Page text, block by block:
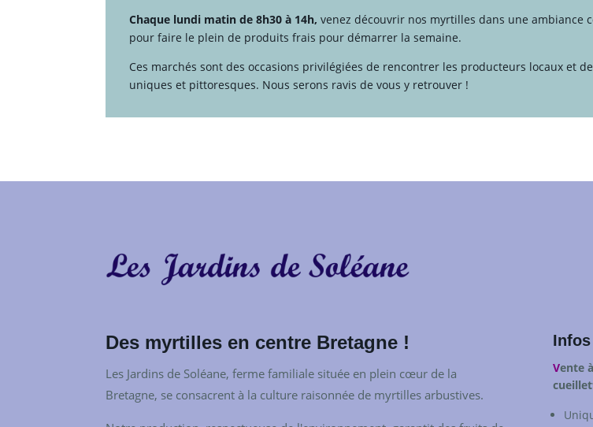
Chaque lundi matin de 8h30 à 14h, venez découvrir nos myrtilles dans une ambiance
pour faire le plein de produits frais pour démarrer la semaine.
Ces marchés sont des occasions privilégiées de rencontrer les producteurs locaux et
uniques et pittoresques. Nous serons ravis de vous y retrouver !
Des myrtilles en centre Bretagne !
Les Jardins de Soléane, ferme familiale située en plein cœur de la
Bretagne, se consacrent à la culture raisonnée de myrtilles arbustives.
Vente